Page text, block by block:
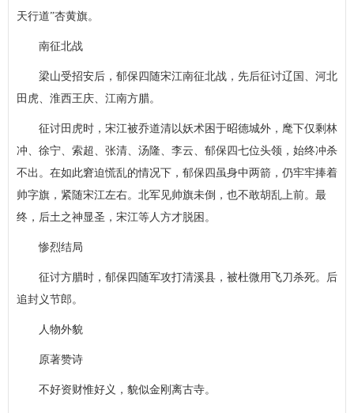
天行道”杏黄旗。
南征北战
梁山受招安后，郁保四随宋江南征北战，先后征讨辽国、河北
田虎、淮西王庆、江南方腊。
征讨田虎时，宋江被乔道清以妖术困于昭德城外，麾下仅剩林
冲、徐宁、索超、张清、汤隆、李云、郁保四七位头领，始终冲杀
不出。在如此窘迫慌乱的情况下，郁保四虽身中两箭，仍牢牢捧着
帅字旗，紧随宋江左右。北军见帅旗未倒，也不敢胡乱上前。最
终，后土之神显圣，宋江等人方才脱困。
惨烈结局
征讨方腊时，郁保四随军攻打清溪县，被杜微用飞刀杀死。后
追封义节郎。
人物外貌
原著赞诗
不好资财惟好义，貌似金刚离古寺。